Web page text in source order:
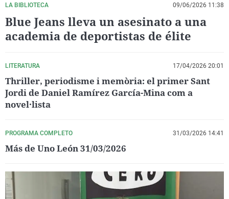
LA BIBLIOTECA 09/06/2026 11:38
Blue Jeans lleva un asesinato a una
academia de deportistas de élite
LITERATURA 17/04/2026 20:01
Thriller, periodisme i memòria: el primer Sant
Jordi de Daniel Ramírez García-Mina com a
novel·lista
PROGRAMA COMPLETO 31/03/2026 14:41
Más de Uno León 31/03/2026